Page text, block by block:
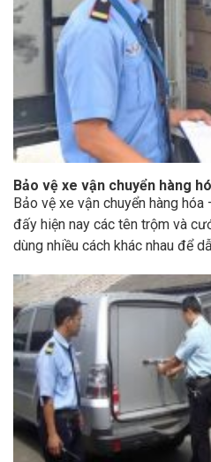
Bảo vệ xe vận chuyển hàng
Bảo vệ xe vận chuyển hàng
đấy hiện nay các tên trộm và
dùng nhiều cách khác nhau để